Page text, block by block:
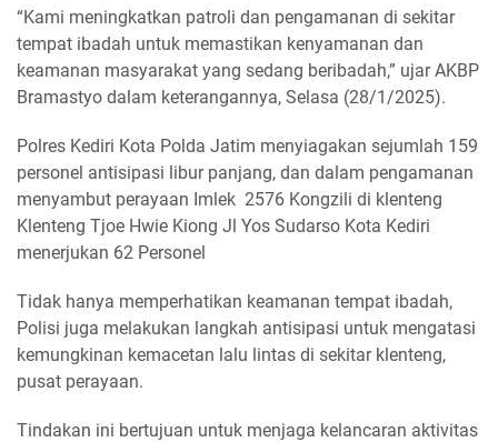
“Kami meningkatkan patroli dan pengamanan di sekitar
tempat ibadah untuk memastikan kenyamanan dan
keamanan masyarakat yang sedang beribadah,” ujar AKBP
Bramastyo dalam keterangannya, Selasa (28/1/2025).
Polres Kediri Kota Polda Jatim menyiagakan sejumlah 159
personel antisipasi libur panjang, dan dalam pengamanan
menyambut perayaan Imlek 2576 Kongzili di klenteng
Klenteng Tjoe Hwie Kiong Jl Yos Sudarso Kota Kediri
menerjukan 62 Personel
Tidak hanya memperhatikan keamanan tempat ibadah,
Polisi juga melakukan langkah antisipasi untuk mengatasi
kemungkinan kemacetan lalu lintas di sekitar klenteng,
pusat perayaan.
Tindakan ini bertujuan untuk menjaga kelancaran aktivitas